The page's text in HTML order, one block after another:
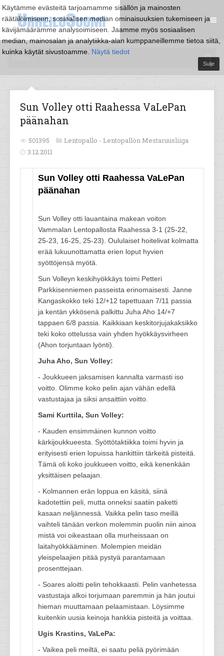
Käytämme evästeitä tarjoamamme sisällön ja mainosten
räätälöimiseen, sosiaalisen median ominaisuuksien tukemiseen ja
kävijämäärämme analysoimiseen. Jaamme myös sosiaalisen
median, mainosalan ja analytiikka-alan kumppaneillemme tietoa siitä,
kuinka käytät sivustoamme. Näytä tiedot
Sulje
Sun Volley otti Raahessa VaLePan
päänahan
501395 Lentopallo - Lentopallon Mestaruusliiga
3.12.2011
Sun Volley otti Raahessa VaLePan
päänahan
Sun Volley otti lauantaina makean voiton
Vammalan Lentopallosta Raahessa 3-1 (25-22,
25-23, 16-25, 25-23). Oululaiset hoitelivat kolmatta
erää lukuunottamatta erien loput hyvien
syöttöjensä myötä.
Sun Volleyn keskihyökkäys toimi Petteri
Parkkisenniemen passeista erinomaisesti. Janne
Kangaskokko teki 12/+12 tapettuaan 7/11 passia
ja kentän ykkösenä palkittu Juha Aho 14/+7
tappaen 6/8 passia. Kaikkiaan keskitorjujakaksikko
teki koko ottelussa vain yhden hyökkäysvirheen
(Ahon torjuntaan lyönti).
Juha Aho, Sun Volley:
- Joukkueen jaksamisen kannalta varmasti iso
voitto. Olimme koko pelin ajan vähän edellä
vastustajaa ja siksi ansaittiin voitto.
Sami Kurttila, Sun Volley:
- Kauden ensimmäinen kunnon voitto
kärkijoukkueesta. Syöttötaktiikka toimi hyvin ja
erityisesti erien lopuissa hankittiin tärkeitä pisteitä.
Tämä oli koko joukkueen voitto, eikä kenenkään
yksittäisen pelaajan.
- Kolmannen erän loppua en käsitä, siinä
kadotettiin peli, mutta onneksi saatiin paketti
kasaan neljännessä. Vaikka pelin taso meillä
vaihteli tänään verkon molemmin puolin niin ainoa
mistä voi oikeastaan olla murheissaan on
laitahyökkääminen. Molempien meidän
yleispelaajien pitää pystyä parantamaan
prosenttejaan.
- Soares aloitti pelin tehokkaasti. Pelin vanhetessa
vastustaja alkoi torjumaan paremmin ja hän joutui
hieman muuttamaan pelaamistaan. Löysimme
kuitenkin uusia keinoja hankkia pisteitä ja voittaa.
Ugis Krastins, VaLePa:
- Vaikea peli meiltä, ei saatu peliä pyörimään